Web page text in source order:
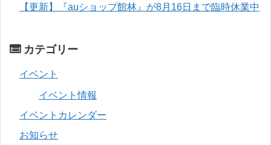
【更新】『auショップ館林』が8月16日まで臨時休業中
カテゴリー
イベント
イベント情報
イベントカレンダー
お知らせ